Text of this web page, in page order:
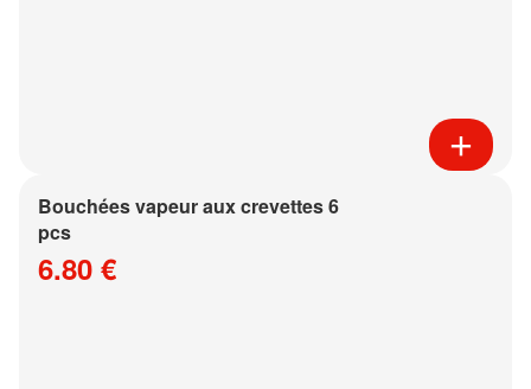
Bouchées vapeur aux crevettes 6
pcs
6.80 €